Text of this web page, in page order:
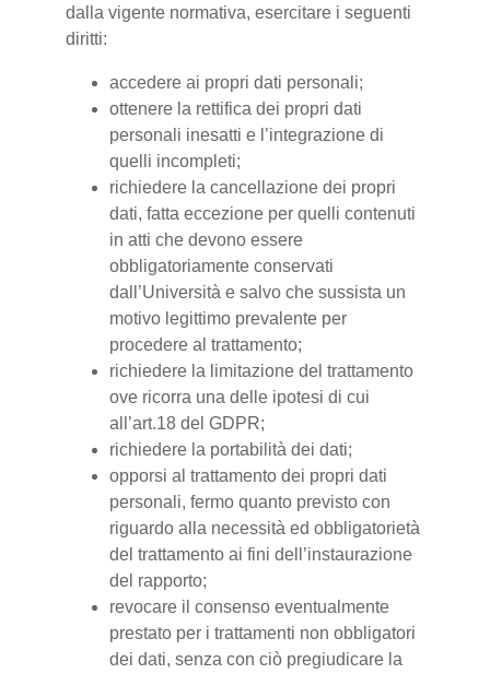
dalla vigente normativa, esercitare i seguenti
diritti:
accedere ai propri dati personali;
ottenere la rettifica dei propri dati
personali inesatti e l’integrazione di
quelli incompleti;
richiedere la cancellazione dei propri
dati, fatta eccezione per quelli contenuti
in atti che devono essere
obbligatoriamente conservati
dall’Università e salvo che sussista un
motivo legittimo prevalente per
procedere al trattamento;
richiedere la limitazione del trattamento
ove ricorra una delle ipotesi di cui
all’art.18 del GDPR;
richiedere la portabilità dei dati;
opporsi al trattamento dei propri dati
personali, fermo quanto previsto con
riguardo alla necessità ed obbligatorietà
del trattamento ai fini dell’instaurazione
del rapporto;
revocare il consenso eventualmente
prestato per i trattamenti non obbligatori
dei dati, senza con ciò pregiudicare la